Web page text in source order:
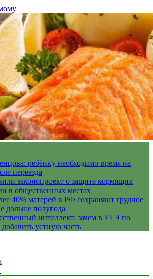
ребёнку необходимо время на
переезда
законопроект о защите кормящих
в общественных местах
40% матерей в РФ сохраняют грудное
дольше полугода
интеллект: зачем в ЕГЭ по
устную часть